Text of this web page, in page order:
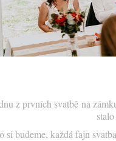
z prvních svatbě na
si budeme, každá fajn